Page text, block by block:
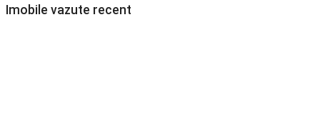
Imobile vazute recent